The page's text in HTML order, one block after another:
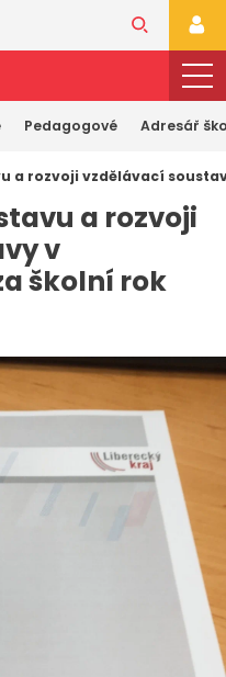
Pedagogové Adresář
a rozvoji vzdělávací
a rozvoji
v
školní rok